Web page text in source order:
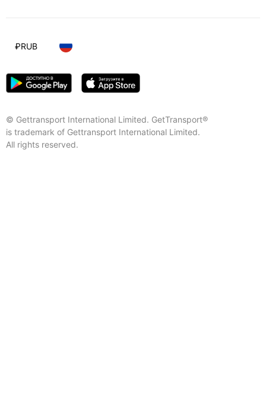
© Gettransport International Limited. GetTransport®
is trademark of Gettransport International Limited.
All rights reserved.
₽RUB